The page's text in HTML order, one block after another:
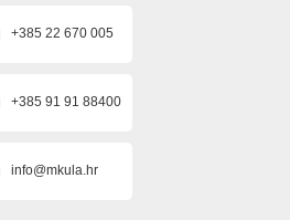
+385 22 670 005
+385 91 91 88400
info@mkula.hr